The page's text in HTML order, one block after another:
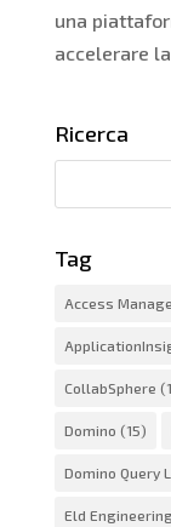
una
accelerare
Ricerca
Tag
Access
CollabSphere
Domino (15)
Domino Query
Eld